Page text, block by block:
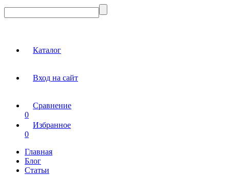
Каталог
Вход на сайт
Сравнение
0
Избранное
0
Главная
Блог
Статьи